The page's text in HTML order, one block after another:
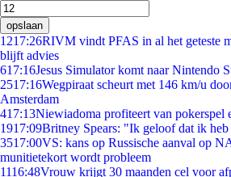
opslaan
1217:26RIVM vindt PFAS in al het geteste
blijft advies
617:16Jesus Simulator komt naar Nintendo
2517:16Wegpiraat scheurt met 146 km/u
Amsterdam
417:13Niewiadoma profiteert van pokerspel
1917:09Britney Spears: "Ik geloof dat ik heb
3517:00VS: kans op Russische aanval op
munitietekort wordt probleem
1116:48Vrouw krijgt 30 maanden cel voor